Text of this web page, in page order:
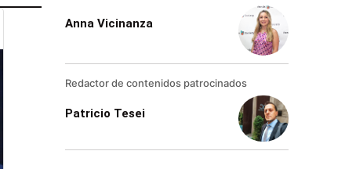
Anna Vicinanza
Redactor de contenidos patrocinados
Patricio Tesei